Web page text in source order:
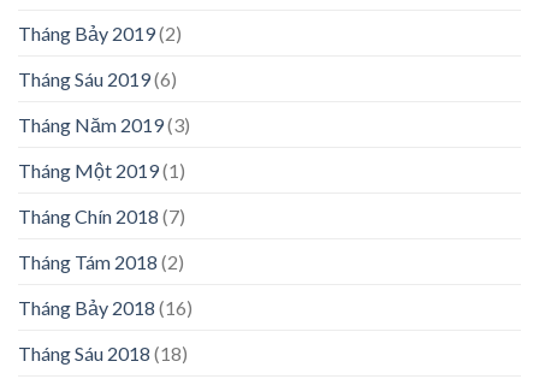
Tháng Bảy 2019(2)
Tháng Sáu 2019(6)
Tháng Năm 2019(3)
Tháng Một 2019(1)
Tháng Chín 2018 (7)
Tháng Tám 2018 (2)
Tháng Bảy 2018 (16)
Tháng Sáu 2018 (18)